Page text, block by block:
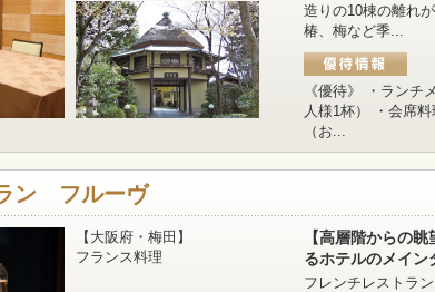
造りの10棟の離れ
椿、梅など季...
《優待》 ・ランチ
人様1杯） ・会席
（お...
ン フルーヴ
【大阪府・梅田】
フランス料理
【高層階からの
るホテルのメイン
フレンチレストラ